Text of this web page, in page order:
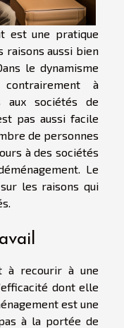
est une pratique
raisons aussi bien
le dynamisme
contrairement à
aux sociétés de
pas aussi facile
de personnes
à des sociétés
Le
les raisons qui
à recourir à une
dont elle
est une
à la portée de